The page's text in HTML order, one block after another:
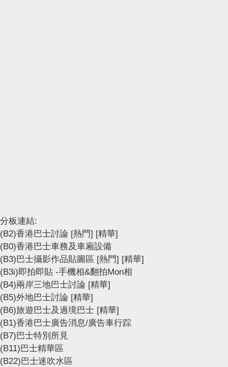
分板連結:
(B2)香港巴士討論 [熱門] [精華]
(B0)香港巴士車務及車廂設備
(B3)巴士攝影作品貼圖區 [熱門] [精華]
(B3i)即拍即貼 -手機相&翻拍Mon相
(B4)兩岸三地巴士討論 [精華]
(B5)外地巴士討論 [精華]
(B6)旅遊巴士及過境巴士 [精華]
(B1)香港巴士廣告消息/廣告車行踪
(B7)巴士特別所見
(B11)巴士精華區
(B22)巴士迷吹水區